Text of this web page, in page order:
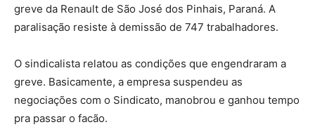
greve da Renault de São José dos Pinhais, Paraná. A
paralisação resiste à demissão de 747 trabalhadores.
O sindicalista relatou as condições que engendraram a
greve. Basicamente, a empresa suspendeu as
negociações com o Sindicato, manobrou e ganhou tempo
pra passar o facão.